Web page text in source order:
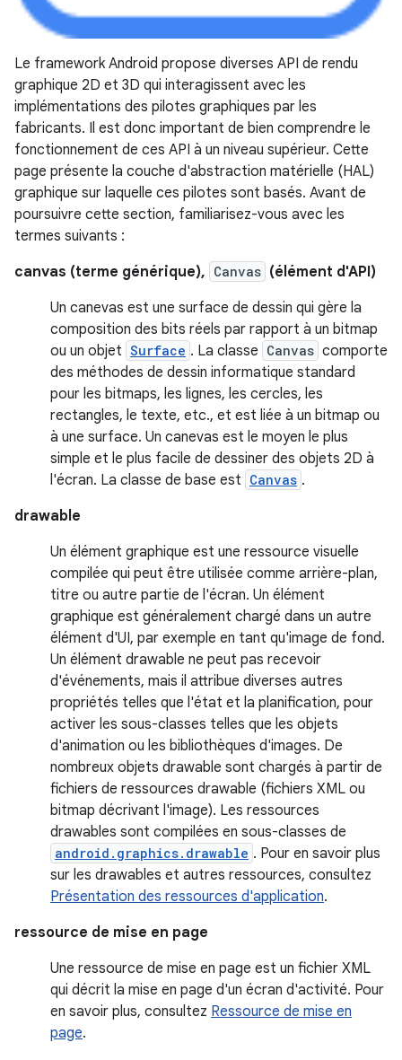
Le framework Android propose diverses API de rendu
graphique 2D et 3D qui interagissent avec les
implémentations des pilotes graphiques par les
fabricants. Il est donc important de bien comprendre le
fonctionnement de ces API à un niveau supérieur. Cette
page présente la couche d'abstraction matérielle (HAL)
graphique sur laquelle ces pilotes sont basés. Avant de
poursuivre cette section, familiarisez-vous avec les
termes suivants :
canvas (terme générique), Canvas (élément d'API)
Un canevas est une surface de dessin qui gère la
composition des bits réels par rapport à un bitmap
ou un objet Surface . La classe Canvas comporte
des méthodes de dessin informatique standard
pour les bitmaps, les lignes, les cercles, les
rectangles, le texte, etc., et est liée à un bitmap ou
à une surface. Un canevas est le moyen le plus
simple et le plus facile de dessiner des objets 2D à
l'écran. La classe de base est Canvas .
drawable
Un élément graphique est une ressource visuelle
compilée qui peut être utilisée comme arrière-plan,
titre ou autre partie de l'écran. Un élément
graphique est généralement chargé dans un autre
élément d'UI, par exemple en tant qu'image de fond.
Un élément drawable ne peut pas recevoir
d'événements, mais il attribue diverses autres
propriétés telles que l'état et la planification, pour
activer les sous-classes telles que les objets
d'animation ou les bibliothèques d'images. De
nombreux objets drawable sont chargés à partir de
fichiers de ressources drawable (fichiers XML ou
bitmap décrivant l'image). Les ressources
drawables sont compilées en sous-classes de
android.graphics.drawable . Pour en savoir plus
sur les drawables et autres ressources, consultez
Présentation des ressources d'application.
ressource de mise en page
Une ressource de mise en page est un fichier XML
qui décrit la mise en page d'un écran d'activité. Pour
en savoir plus, consultez Ressource de mise en
page.